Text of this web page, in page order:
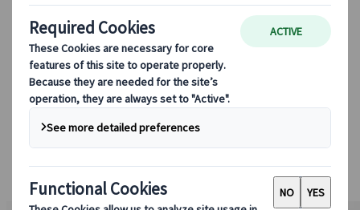
Saisonale Reisetipps
Highlights des Reiseziels
Kulturelle Einblicke
Kulinarische Erlebnisse
Entdecke Japan mit dem Zug
Häufig gestellte Fragen
Wichtige Informationen
Etikette in Japan
Autofahren in Japan
Bei uns buchen
Japan Rail Pass
Unterkunft
Online-Beratung